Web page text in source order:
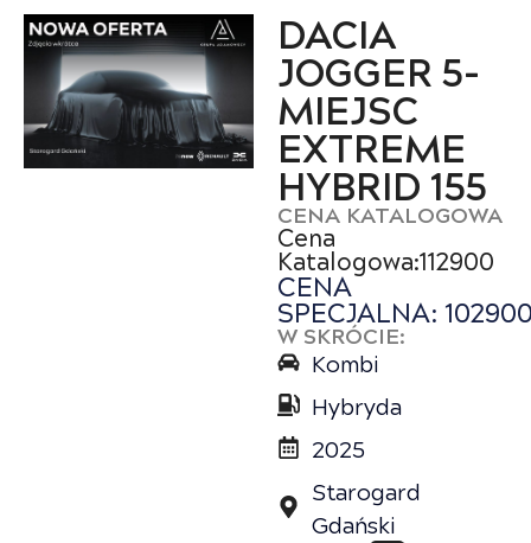
DACIA
JOGGER 5-
MIEJSC
EXTREME
HYBRID 155
CENA KATALOGOWA
Cena
Katalogowa:112900
CENA
SPECJALNA:
W SKRÓCIE:
Kombi
Hybryda
2025
Starogard
Gdański